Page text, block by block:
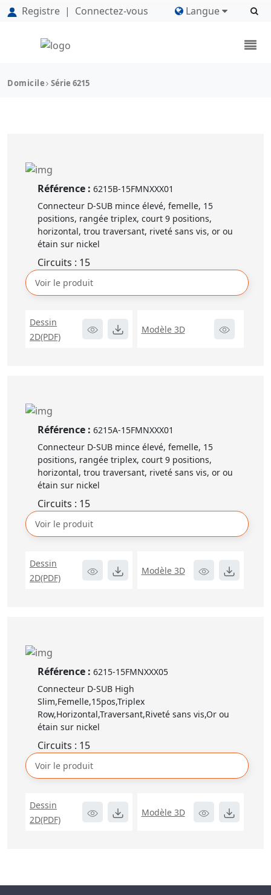
Registre | Connectez-vous Langue
Domicile Série 6215
Référence : 6215B-15FMNXXX01
Connecteur D-SUB mince élevé, femelle, 15
positions, rangée triplex, court 9 positions,
horizontal, trou traversant, riveté sans vis, or ou
étain sur nickel
Circuits : 15
Voir le produit
Dessin
2D(PDF)
Modèle 3D
Référence : 6215A-15FMNXXX01
Connecteur D-SUB mince élevé, femelle, 15
positions, rangée triplex, court 9 positions,
horizontal, trou traversant, riveté sans vis, or ou
étain sur nickel
Circuits : 15
Voir le produit
Dessin
2D(PDF)
Modèle 3D
Référence : 6215-15FMNXXX05
Connecteur D-SUB High
Slim,Femelle,15pos,Triplex
Row,Horizontal,Traversant,Riveté sans vis,Or ou
étain sur nickel
Circuits : 15
Voir le produit
Dessin
2D(PDF)
Modèle 3D